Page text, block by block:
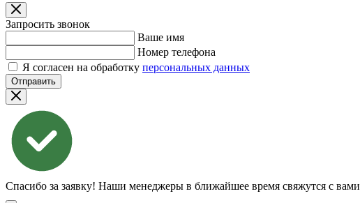
Запросить звонок
Ваше имя
Номер телефона
Я согласен на обработку персональных данных
Отправить
Спасибо за заявку! Наши менеджеры в ближайшее время свяжутся с вами